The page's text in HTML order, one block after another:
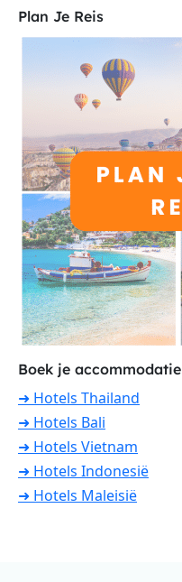
Plan Je Reis
Boek je accommodatie
➜ Hotels Thailand
➜ Hotels Bali
➜ Hotels Vietnam
➜ Hotels Indonesië
➜ Hotels Maleisië